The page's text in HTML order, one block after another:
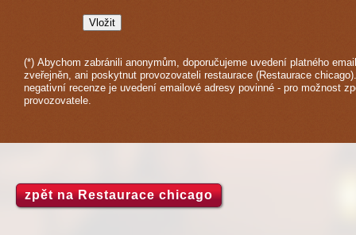
(*) Abychom zabránili anonymům, doporučujeme uvedení platného
zveřejněn, ani poskytnut provozovateli restaurace (Restaurace
negativní recenze je uvedení emailové adresy povinné - pro možnost
provozovatele.
zpět na Restaurace chicago